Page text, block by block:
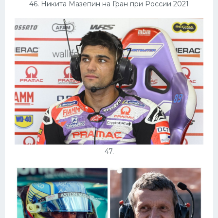
46. Никита Мазепин на Гран при России 2021
47.